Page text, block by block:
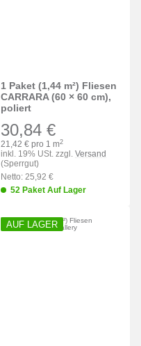
1 Paket (1,44 m²) Fliesen
CARRARA (60 × 60 cm),
poliert
30,84 €
21,42 € pro 1 m2
inkl. 19% USt. zzgl. Versand
(Sperrgut)
Netto: 25,92 €
52 Paket Auf Lager
AUF LAGER